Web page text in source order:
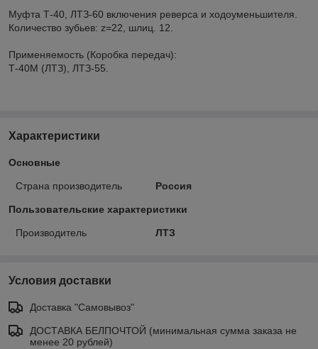
Муфта Т-40, ЛТЗ-60 включения реверса и ходоуменьшителя.
Количество зубьев: z=22, шлиц. 12.
Применяемость (Коробка передач):
Т-40М (ЛТЗ), ЛТЗ-55.
Характеристики
Основные
Страна производитель Россия
Пользовательские характеристики
Производитель ЛТЗ
Условия доставки
Доставка "Самовывоз"
ДОСТАВКА БЕЛПОЧТОЙ (минимальная сумма заказа не
менее 20 рублей)